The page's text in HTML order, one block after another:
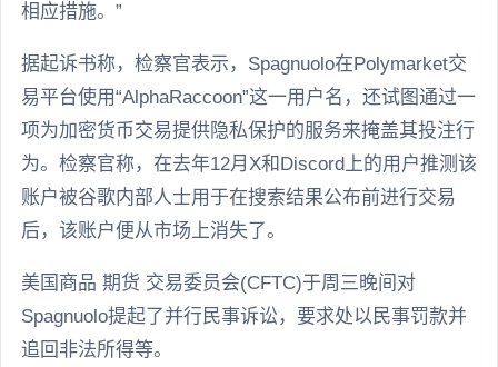
相应措施。”
据起诉书称，检察官表示，Spagnuolo在Polymarket交
易平台使用“AlphaRaccoon”这一用户名，还试图通过一
项为加密货币交易提供隐私保护的服务来掩盖其投注行
为。检察官称，在去年12月X和Discord上的用户推测该
账户被谷歌内部人士用于在搜索结果公布前进行交易
后，该账户便从市场上消失了。
美国商品 期货 交易委员会(CFTC)于周三晚间对
Spagnuolo提起了并行民事诉讼，要求处以民事罚款并
追回非法所得等。